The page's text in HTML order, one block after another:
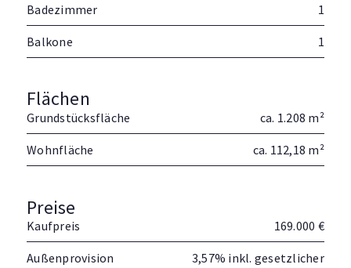
Badezimmer 1
Balkone 1
Flächen
Grundstücksfläche ca. 1.208 m²
Wohnfläche ca. 112,18 m²
Preise
Kaufpreis 169.000 €
Außenprovision
3,57% inkl. gesetzlicher